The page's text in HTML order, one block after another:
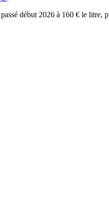
début 2026 à 160 € le